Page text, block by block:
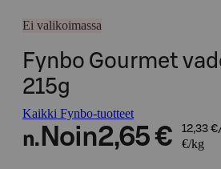
Ei valikoimassa
Fynbo Gourmet
215g
Kaikki Fynbo-tuotteet
n. Noin2,65 € 12,33
€/kg